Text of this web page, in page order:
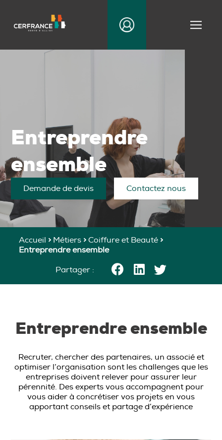
|||
Entreprendre
ensemble
Demande de devis Contactez nous
Accueil > Métiers >Coiffure et Beauté >
Entreprendre ensemble
Partager :
Entreprendre ensemble
Recruter, chercher des partenaires, un associé et
optimiser l’organisation sont les challenges que les
entreprises doivent relever pour assurer leur
pérennité. Des experts vous accompagnent pour
vous aider à concrétiser vos projets en vous
apportant conseils et partage d’expérience